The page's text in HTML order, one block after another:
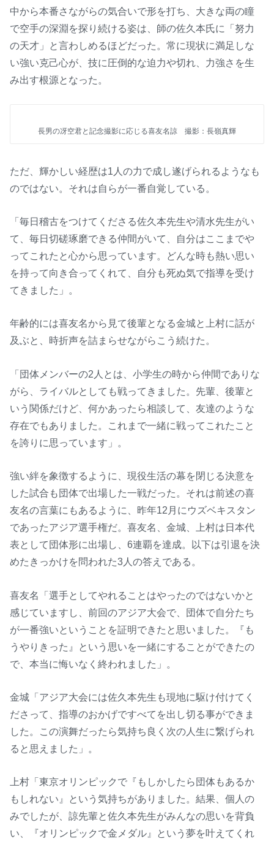
中から本番さながらの気合いで形を打ち、大きな両の瞳
で空手の深淵を探り続ける姿は、師の佐久本氏に「努力
の天才」と言わしめるほどだった。常に現状に満足しな
い強い克己心が、技に圧倒的な迫力や切れ、力強さを生
み出す根源となった。
長男の冴空君と記念撮影に応じる喜友名諒 撮影：長嶺真輝
ただ、輝かしい経歴は1人の力で成し遂げられるようなも
のではない。それは自らが一番自覚している。
「毎日稽古をつけてくださる佐久本先生や清水先生がい
て、毎日切磋琢磨できる仲間がいて、自分はここまでや
ってこれたと心から思っています。どんな時も熱い思い
を持って向き合ってくれて、自分も死ぬ気で指導を受け
てきました」。
年齢的には喜友名から見て後輩となる金城と上村に話が
及ぶと、時折声を詰まらせながらこう続けた。
「団体メンバーの2人とは、小学生の時から仲間でありな
がら、ライバルとしても戦ってきました。先輩、後輩と
いう関係だけど、何かあったら相談して、友達のような
存在でもありました。これまで一緒に戦ってこれたこと
を誇りに思っています」。
強い絆を象徴するように、現役生活の幕を閉じる決意を
した試合も団体で出場した一戦だった。それは前述の喜
友名の言葉にもあるように、昨年12月にウズベキスタン
であったアジア選手権だ。喜友名、金城、上村は日本代
表として団体形に出場し、6連覇を達成。以下は引退を決
めたきっかけを問われた3人の答えである。
喜友名「選手としてやれることはやったのではないかと
感じていますし、前回のアジア大会で、団体で自分たち
が一番強いということを証明できたと思いました。『も
うやりきった』という思いを一緒にすることができたの
で、本当に悔いなく終われました」。
金城「アジア大会には佐久本先生も現地に駆け付けてく
ださって、指導のおかげですべてを出し切る事ができま
した。この演舞だったら気持ち良く次の人生に繋げられ
ると思えました」。
上村「東京オリンピックで『もしかしたら団体もあるか
もしれない』という気持ちがありました。結果、個人の
みでしたが、諒先輩と佐久本先生がみんなの思いを背負
い、『オリンピックで金メダル』という夢を叶えてくれ